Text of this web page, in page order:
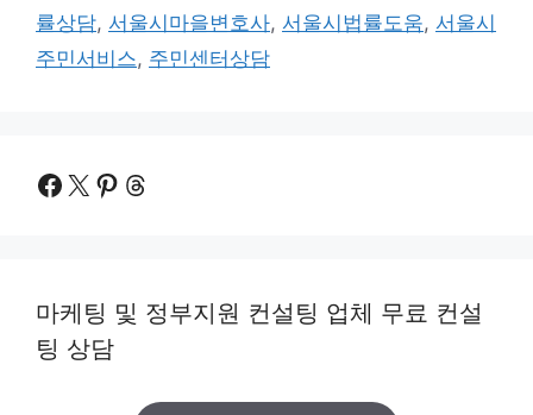
률상담, 서울시마을변호사, 서울시법률도움, 서울시
주민서비스, 주민센터상담
Facebook
X Pinterest
Threads
마케팅 및 정부지원 컨설팅 업체 무료 컨설
팅 상담